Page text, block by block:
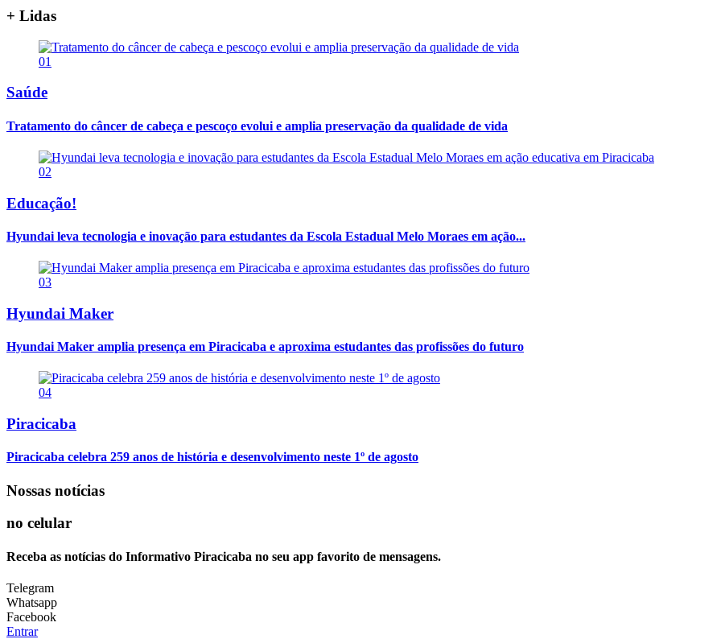
+ Lidas
01
Saúde
Tratamento do câncer de cabeça e pescoço evolui e amplia preservação da qualidade de vida
02
Educação!
Hyundai leva tecnologia e inovação para estudantes da Escola Estadual Melo Moraes em ação...
03
Hyundai Maker
Hyundai Maker amplia presença em Piracicaba e aproxima estudantes das profissões do futuro
04
Piracicaba
Piracicaba celebra 259 anos de história e desenvolvimento neste 1º de agosto
Nossas notícias
no celular
Receba as notícias do Informativo Piracicaba no seu app favorito de mensagens.
Telegram
Whatsapp
Facebook
Entrar